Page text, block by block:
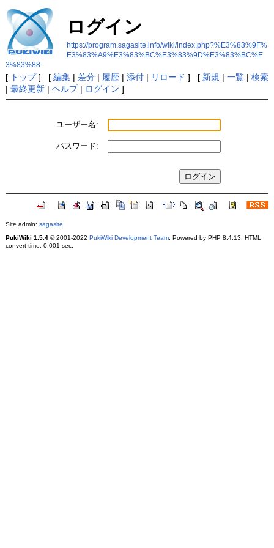
ログイン
https://program.sagasite.info/wiki/index.php?%E3%83%9F%
E3%83%A9%E3%83%BC%E3%83%9D%E3%83%BC%E
3%83%88
[ トップ] [ 編集| 差分| 履歴| 添付| リロード ] [ 新規 | 一覧| 検索
| 最終更新| ヘルプ| ログイン ]
ユーザー名:
パスワード:
Site admin: sagasite
PukiWiki 1.5.4© 2001-2022 PukiWiki Development Team. Powered by PHP 8.4.13. HTML
convert time: 0.001 sec.